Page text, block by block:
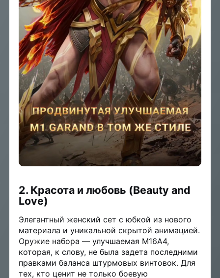
2. Красота и любовь (Beauty and
Love)
Элегантный женский сет с юбкой из нового
материала и уникальной скрытой анимацией.
Оружие набора — улучшаемая M16A4,
которая, к слову, не была задета последними
правками баланса штурмовых винтовок. Для
тех, кто ценит не только боевую